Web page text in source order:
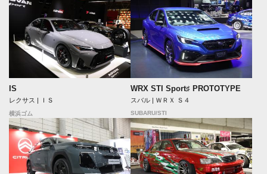
IS
レクサス | ＩＳ
横浜ゴム
WRX STI Sport♯ PROTOTYPE
スバル | ＷＲＸ Ｓ４
SUBARU/STI